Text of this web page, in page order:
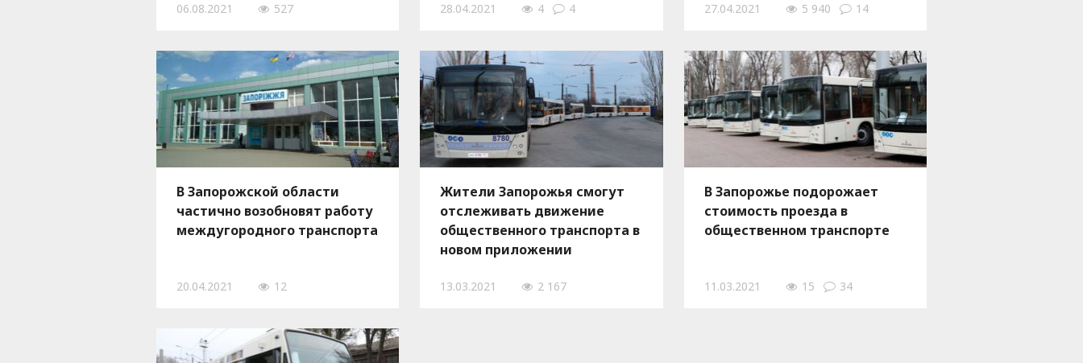
06.08.2021 527 28.04.2021 4 4 27.04.2021 5 940 14
В Запорожской области
частично возобновят работу
междугородного транспорта
20.04.2021 12
Жители Запорожья смогут
отслеживать движение
общественного транспорта в
новом приложении
13.03.2021 2 167
В Запорожье подорожает
стоимость проезда в
общественном транспорте
11.03.2021 15 34